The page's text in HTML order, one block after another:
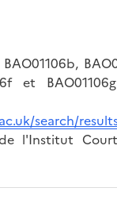
et
search/
l'Institut